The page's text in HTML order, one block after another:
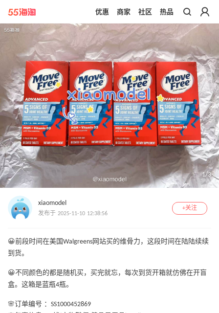
带你去官网买正品
优惠 商家 社区 热品
1/3
xiaomodel
发布于 2025-11-10 12:38:56
+关注
😀前段时间在美国Walgreens网站买的维骨力，这段时间在陆陆续续
到货。
😀不同颜色的都是随机买，买完就忘，每次到货开箱就仿佛在开盲
盒。这箱是蓝瓶4瓶。
🌸订单编号 ：SS1000452869